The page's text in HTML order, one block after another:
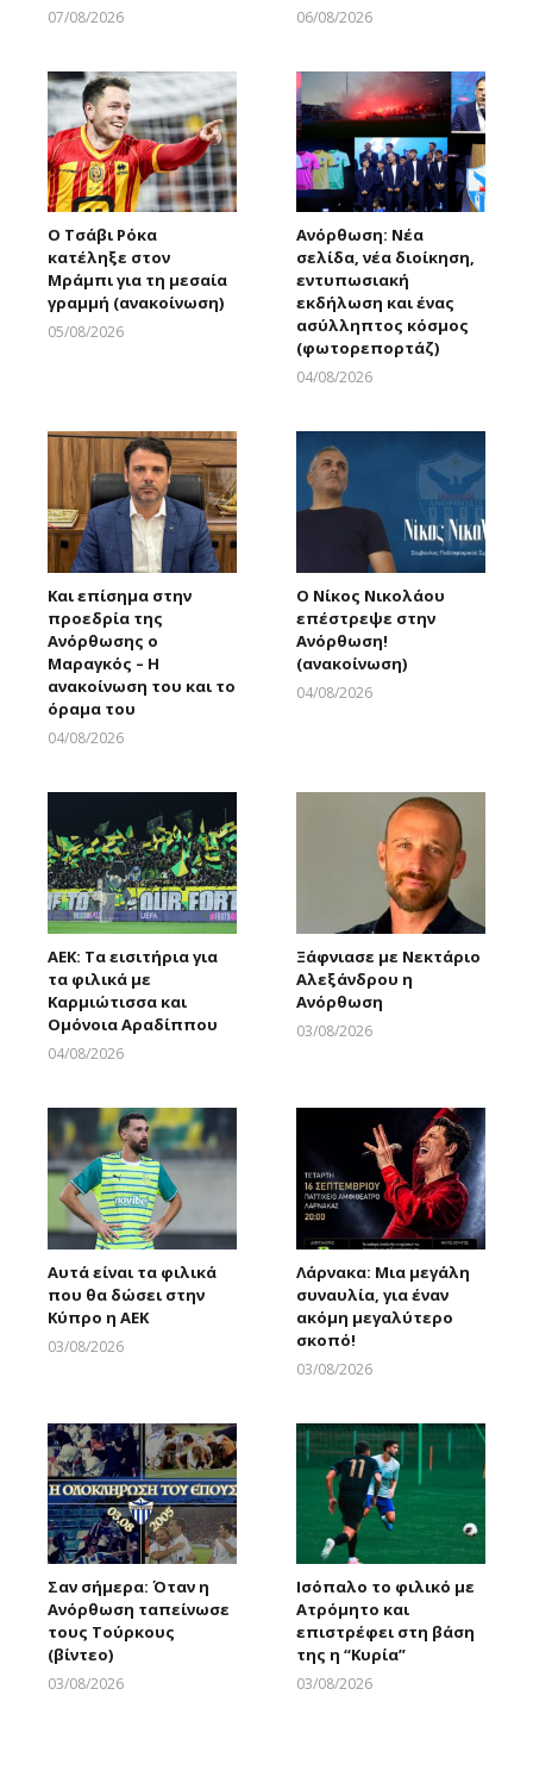
07/08/2026
06/08/2026
Ο Τσάβι Ρόκα
κατέληξε στον
Μράμπι για τη μεσαία
γραμμή (ανακοίνωση)
05/08/2026
Ανόρθωση: Νέα
σελίδα, νέα διοίκηση,
εντυπωσιακή
εκδήλωση και ένας
ασύλληπτος κόσμος
(φωτορεπορτάζ)
04/08/2026
Και επίσημα στην
προεδρία της
Ανόρθωσης ο
Μαραγκός – Η
ανακοίνωση του και το
όραμα του
04/08/2026
Ο Νίκος Νικολάου
επέστρεψε στην
Ανόρθωση!
(ανακοίνωση)
04/08/2026
ΑΕΚ: Τα εισιτήρια για
τα φιλικά με
Καρμιώτισσα και
Ομόνοια Αραδίππου
04/08/2026
Ξάφνιασε με Νεκτάριο
Αλεξάνδρου η
Ανόρθωση
03/08/2026
Αυτά είναι τα φιλικά
που θα δώσει στην
Κύπρο η ΑΕΚ
03/08/2026
Λάρνακα: Μια μεγάλη
συναυλία, για έναν
ακόμη μεγαλύτερο
σκοπό!
03/08/2026
Σαν σήμερα: Όταν η
Ανόρθωση ταπείνωσε
τους Τούρκους
(βίντεο)
03/08/2026
Ισόπαλο το φιλικό με
Ατρόμητο και
επιστρέφει στη βάση
της η “Κυρία”
03/08/2026